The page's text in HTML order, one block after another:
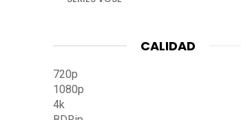
CALIDAD
720p
1080p
4k